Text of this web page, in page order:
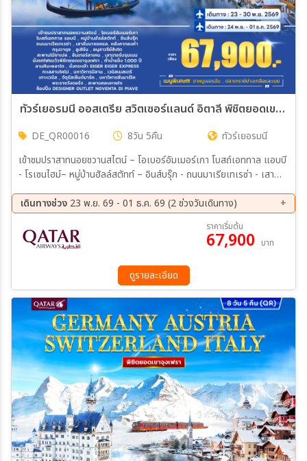
ทัวร์เยอรมนี ออสเตรีย สวิตเซอร์แลนด์ อิตาลี พิชิตยอดเขาจุงเฟรา 8วัน 5คืน (QR)
DE_QR00016 8วัน 5คืน
ทัวร์เยอรมนี
เข้าชมปราสาทนอยชวานสไตน์ – โอเบอร์อัมเมอร์เกา โบสถ์เอททาล แอบบี
- โรเซนไฮม์– หมู่บ้านฮัลล์สตัทท์ – อินส์บรุ๊ก - ถนนมาเรียเทเรซ่า - เสา
อนุสาวรีย์สิงโต - สะพานไม้ชาเปล – อินเทอร์ลาเคน– นั่งรถไฟชมวิวพิชิต
ยอดเขาจุงเฟรา - ถ้ำน้ำแข็ง 1,000 ปี - ลานหิมะพลาโต -นั่งกระเช้า
EIGER EIGER EXPRESS
เดินทางช่วง 23 พ.ย. 69 - 01 ธ.ค. 69 (2 ช่วงวันเดินทาง)
24 พ.ย. 69 - 01 ธ.ค. 69
ราคาเริ่มต้น
67,900 บาท
ดูรายละเอียด